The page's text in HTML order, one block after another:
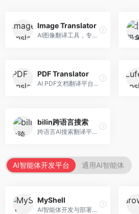
Image Translator
AI图像翻译工具，专注于图片文字翻译。面向设计师和电商从业者，提供图片文字识别、翻译、替换等服务，图像翻译效果好。
PDF Translator
AI PDF文档翻译平台，专注于文档本地化。面向商务人士，提供PDF翻译、格式保留、批量处理等服务，文档翻译专业。
bilin跨语言搜索
跨语言AI搜索翻译平台，专注于信息获取。面向研究者和内容创作者，提供跨语言搜索、内容翻译、信息整合等服务，跨语言检索能力强。
AI智能体开发平台 通用AI智能体
MyShell
AI智能体开发与部署平台，专注于语音交互智能体。面向开发者，提供语音智能体创建、部署服务、社区分享等功能，语音交互能力强。